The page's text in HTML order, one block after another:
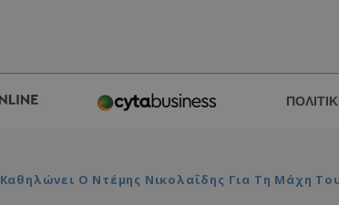
Καθηλώνει Ο Ντέμης Νικολαΐδης Για Τη Μάχη